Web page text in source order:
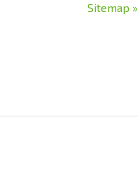
Sitemap »